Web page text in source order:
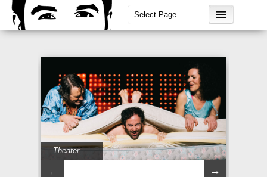
Theater
← →